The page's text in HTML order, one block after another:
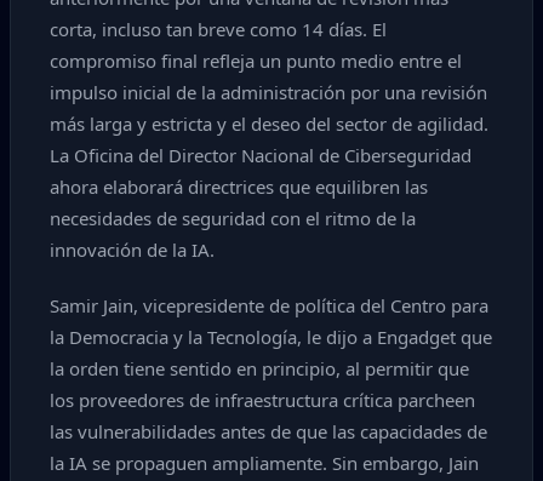
corta, incluso tan breve como 14 días. El
compromiso final refleja un punto medio entre el
impulso inicial de la administración por una revisión
más larga y estricta y el deseo del sector de agilidad.
La Oficina del Director Nacional de Ciberseguridad
ahora elaborará directrices que equilibren las
necesidades de seguridad con el ritmo de la
innovación de la IA.
Samir Jain, vicepresidente de política del Centro para
la Democracia y la Tecnología, le dijo a Engadget que
la orden tiene sentido en principio, al permitir que
los proveedores de infraestructura crítica parcheen
las vulnerabilidades antes de que las capacidades de
la IA se propaguen ampliamente. Sin embargo, Jain